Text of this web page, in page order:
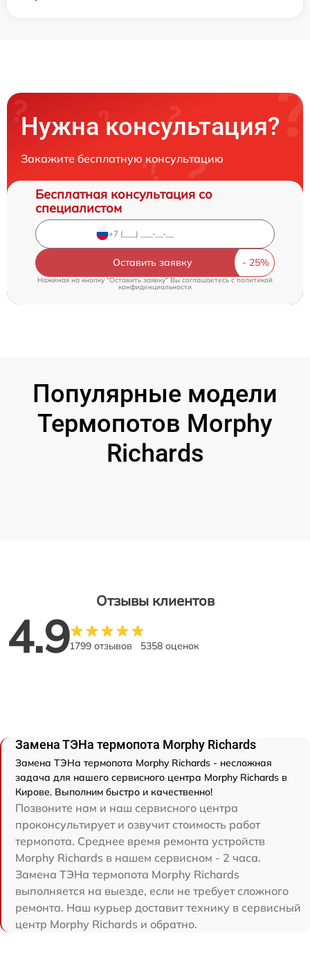
Нужна консультация?
Закажите бесплатную консультацию
Бесплатная консультация со
специалистом
Оставить заявку
Нажимая на кнопку "Оставить заявку" Вы соглашаетесь cполитикой
конфиденциальности
Популярные модели
Термопотов Morphy
Richards
Отзывы клиентов
4.91799 отзывов 5358 оценок
Замена ТЭНа термопота Morphy Richards
Замена ТЭНа термопота Morphy Richards - несложная
задача для нашего сервисного центра Morphy Richards в
Кирове. Выполним быстро и качественно!
Позвоните нам и наш сервисного центра
проконсультирует и озвучит стоимость работ
термопота. Среднее время ремонта устройств
Morphy Richards в нашем сервисном - 2 часа.
Замена ТЭНа термопота Morphy Richards
выполняется на выезде, если не требует сложного
ремонта. Наш курьер доставит технику в сервисный
центр Morphy Richards и обратно.